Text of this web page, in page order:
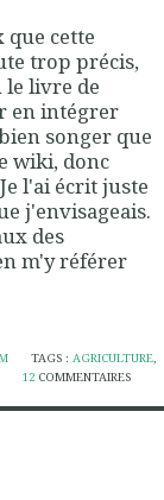
que cette
trop précis,
le livre de
en intégrer
songer que
wiki, donc
l'ai écrit juste
j'envisageais.
des
m'y référer
TAGS :AGRICULTURE,
12 COMMENTAIRES